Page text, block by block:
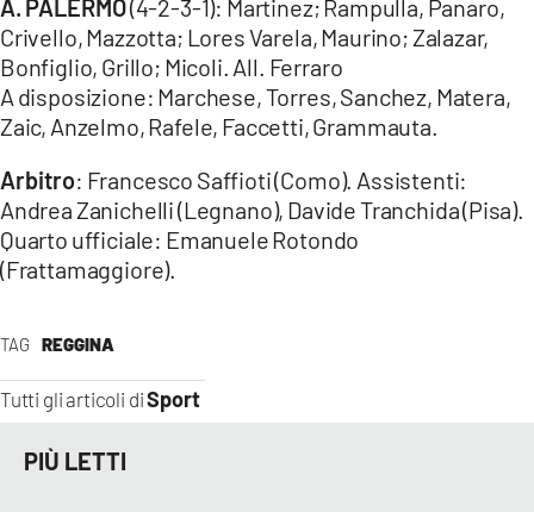
TAG REGGINA
Tutti gli articoli diSport
A. PALERMO(4-2-3-1): Martinez; Rampulla, Panaro,
Crivello, Mazzotta; Lores Varela, Maurino; Zalazar,
Bonfiglio, Grillo; Micoli. All. Ferraro
A disposizione: Marchese, Torres, Sanchez, Matera,
Zaic, Anzelmo, Rafele, Faccetti, Grammauta.
Arbitro: Francesco Saffioti (Como). Assistenti:
Andrea Zanichelli (Legnano), Davide Tranchida (Pisa).
Quarto ufficiale: Emanuele Rotondo
(Frattamaggiore).
PIÙ LETTI